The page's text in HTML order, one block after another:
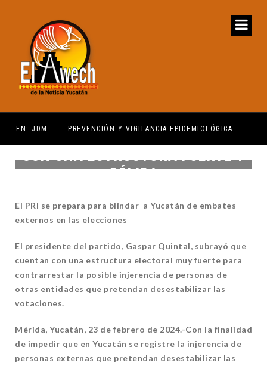
PREVENCIÓN Y VIGILANCIA EPIDEMIOLÓGICA
CON UNA ESTRUCTURA FUERTE Y
SÓLIDA
El PRI se prepara para blindar a Yucatán de embates
externos en las elecciones
El presidente del partido, Gaspar Quintal, subrayó que
cuentan con una estructura electoral muy fuerte para
contrarrestar la posible injerencia de personas de
otras entidades que pretendan desestabilizar las
votaciones.
Mérida, Yucatán, 23 de febrero de 2024.-Con la finalidad
de impedir que en Yucatán se registre la injerencia de
personas externas que pretendan desestabilizar las